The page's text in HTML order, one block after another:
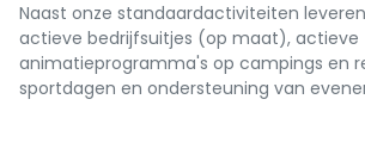
Naast onze standaardactiviteiten
actieve bedrijfsuitjes (op maat), actieve
animatieprogramma's op campings en
sportdagen en ondersteuning van